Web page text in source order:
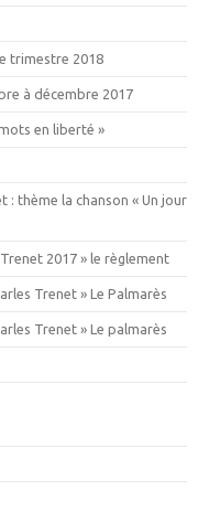
trimestre 2018
à décembre 2017
en liberté »
: thème la chanson « Un jour
2017 » le règlement
Trenet » Le Palmarès
Trenet » Le palmarès